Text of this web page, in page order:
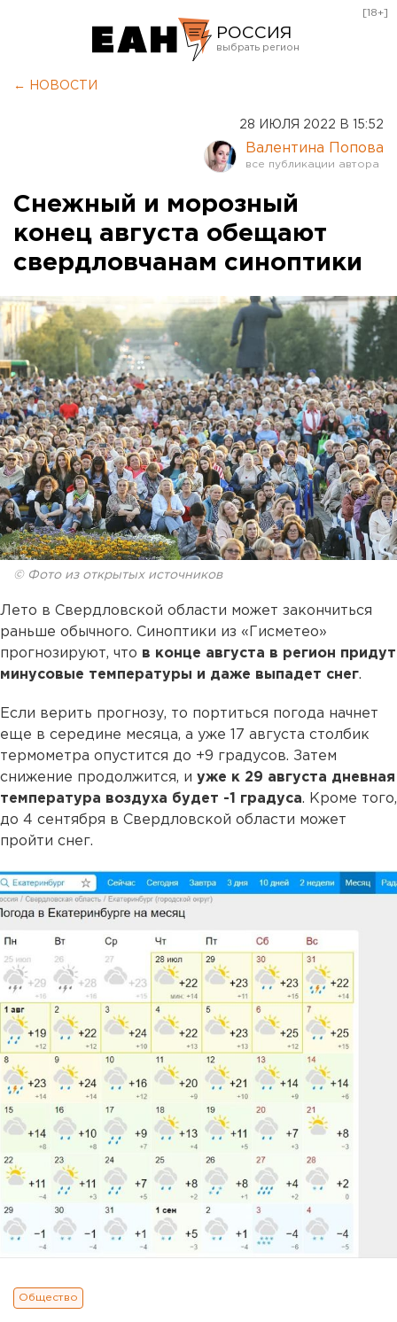
РОССИЯ
Курган
Оренбург
[18+]
← НОВОСТИ
28 ИЮЛЯ 2022 В 15:52
Валентина Попова
Снежный и морозный
конец августа обещают
свердловчанам синоптики
© Фото из открытых источников
Лето в Свердловской области может закончиться
раньше обычного. Синоптики из «Гисметео»
прогнозируют, что в конце августа в регион придут
минусовые температуры и даже выпадет снег.
Если верить прогнозу, то портиться погода начнет
еще в середине месяца, а уже 17 августа столбик
термометра опустится до +9 градусов. Затем
снижение продолжится, и уже к 29 августа дневная
температура воздуха будет -1 градуса. Кроме того,
до 4 сентября в Свердловской области может
пройти снег.
Общество